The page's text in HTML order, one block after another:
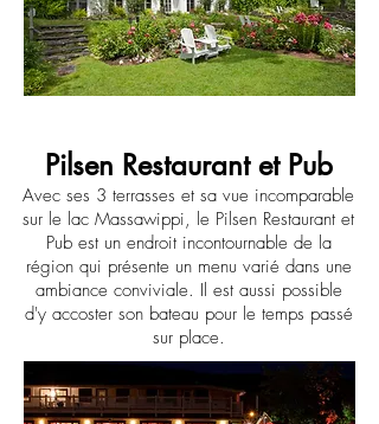
Pilsen Restaurant et Pub
Avec ses 3 terrasses et sa vue incomparable
sur le lac Massawippi, le Pilsen Restaurant et
Pub est un endroit incontournable de la
région qui présente un menu varié dans une
ambiance conviviale. Il est aussi possible
d'y accoster son bateau pour le temps passé
sur place.